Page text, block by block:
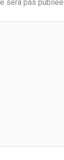
sera pas publiée.